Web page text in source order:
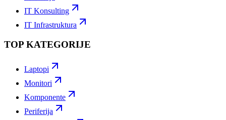
IT Konsulting
IT Infrastruktura
TOP KATEGORIJE
Laptopi
Monitori
Komponente
Periferija